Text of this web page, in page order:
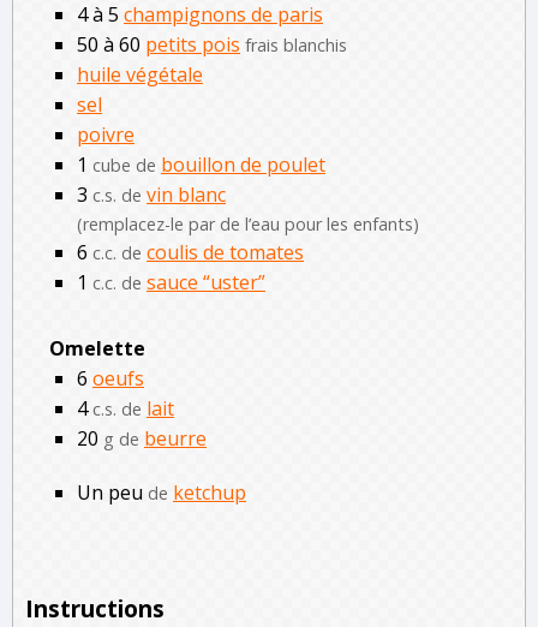
4 à 5 champignons de paris
50 à 60 petits pois frais blanchis
huile végétale
sel
poivre
1 cube de bouillon de poulet
3 c.s. de vin blanc
(remplacez-le par de l’eau pour les enfants)
6 c.c. de coulis de tomates
1 c.c. de sauce “uster”
Omelette
6 oeufs
4 c.s. de lait
20 g de beurre
Un peu de ketchup
Instructions